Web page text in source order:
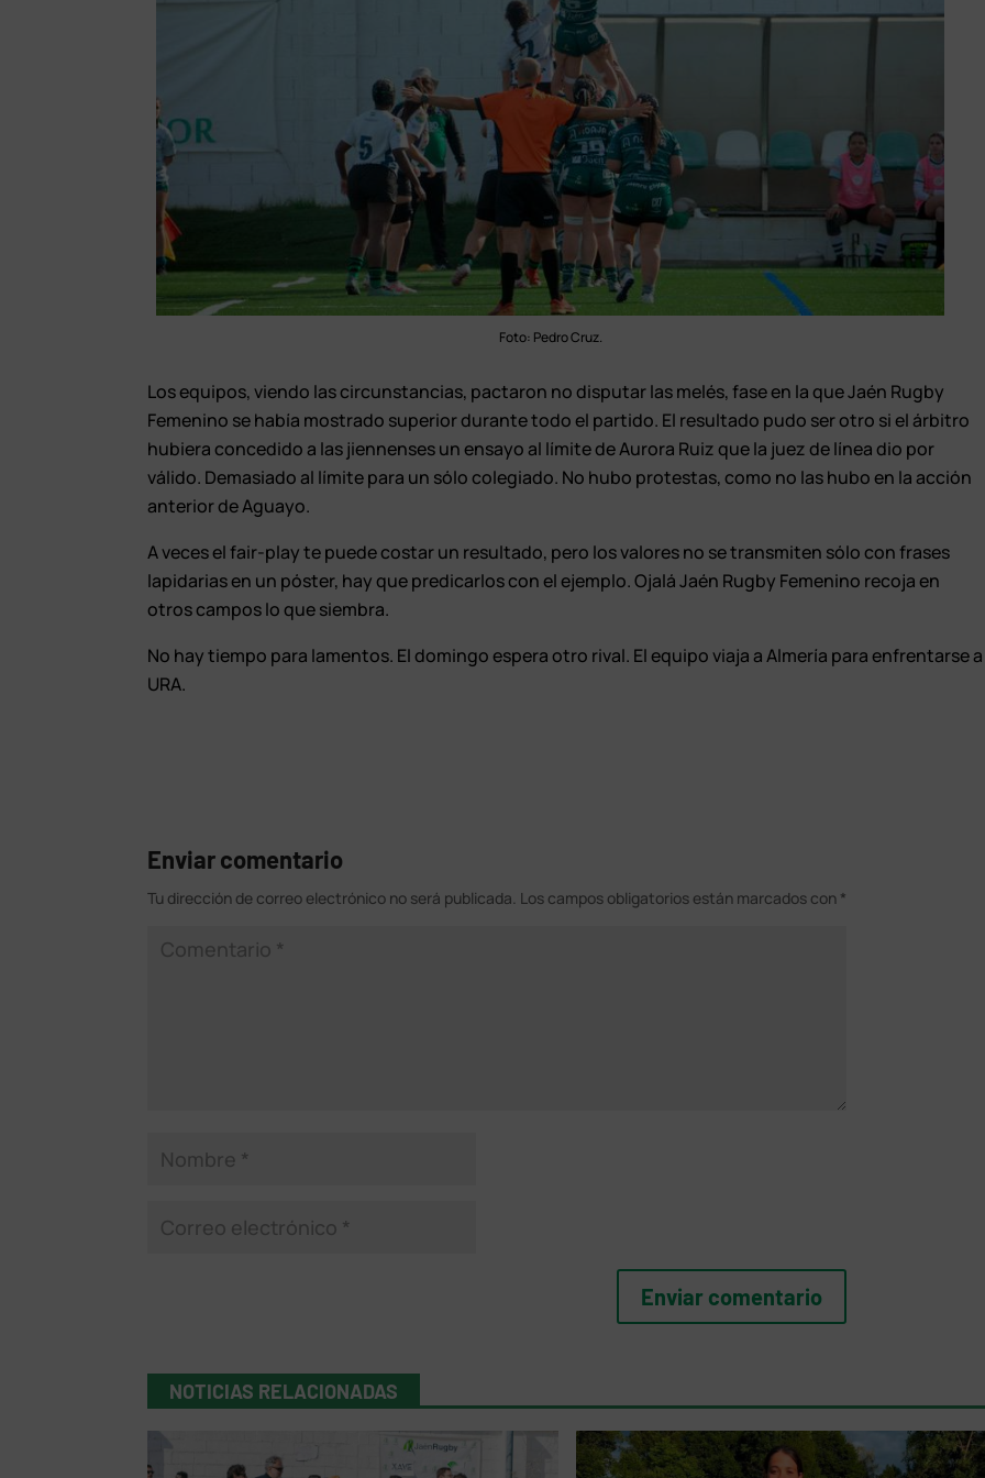
Foto: Pedro Cruz.
Los equipos, viendo las circunstancias, pactaron no disputar las melés, fase en la que Jaén Rugby
Femenino se había mostrado superior durante todo el partido. El resultado pudo ser otro si el árbitro
hubiera concedido a las jiennenses un ensayo al límite de Aurora Ruiz que la juez de línea dio por
válido. Demasiado al límite para un sólo colegiado. No hubo protestas, como no las hubo en la acción
anterior de Aguayo.
A veces el fair-play te puede costar un resultado, pero los valores no se transmiten sólo con frases
lapidarias en un póster, hay que predicarlos con el ejemplo. Ojalá Jaén Rugby Femenino recoja en
otros campos lo que siembra.
No hay tiempo para lamentos. El domingo espera otro rival. El equipo viaja a Almería para enfrentarse a
URA.
Enviar comentario
Tu dirección de correo electrónico no será publicada. Los campos obligatorios están marcados con *
NOTICIAS RELACIONADAS